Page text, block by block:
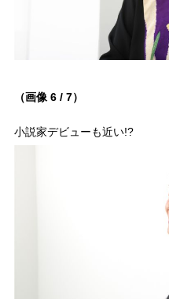
（画像 6 / 7）
小説家デビューも近い!?